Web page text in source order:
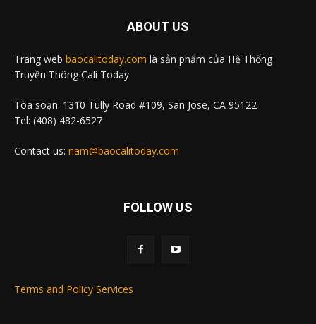
ABOUT US
Trang web baocalitoday.com là sản phẩm của Hệ Thống
Truyền Thông Cali Today
Tòa soạn: 1310 Tully Road #109, San Jose, CA 95122
Tel: (408) 482-6527
Contact us: nam@baocalitoday.com
FOLLOW US
Terms and Policy Services